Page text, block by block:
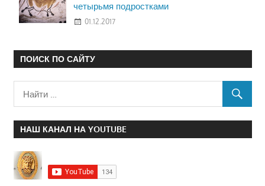
четырьмя подростками
01.12.2017
ПОИСК ПО САЙТУ
НАШ КАНАЛ НА YOUTUBE